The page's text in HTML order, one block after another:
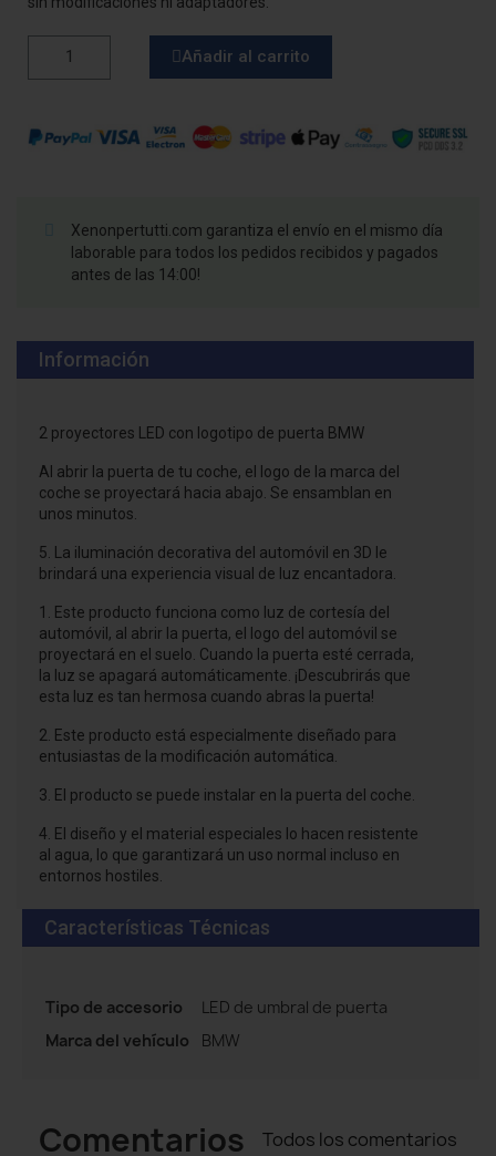
Añadir al carrito
Xenonpertutti.com garantiza el envío en el mismo día
laborable para todos los pedidos recibidos y pagados
antes de las 14:00!
Información
2 proyectores LED con logotipo de puerta BMW
Al abrir la puerta de tu coche, el logo de la marca del
coche se proyectará hacia abajo. Se ensamblan en
unos minutos.
5. La iluminación decorativa del automóvil en 3D le
brindará una experiencia visual de luz encantadora.
1. Este producto funciona como luz de cortesía del
automóvil, al abrir la puerta, el logo del automóvil se
proyectará en el suelo. Cuando la puerta esté cerrada,
la luz se apagará automáticamente. ¡Descubrirás que
esta luz es tan hermosa cuando abras la puerta!
2. Este producto está especialmente diseñado para
entusiastas de la modificación automática.
3. El producto se puede instalar en la puerta del coche.
4. El diseño y el material especiales lo hacen resistente
al agua, lo que garantizará un uso normal incluso en
entornos hostiles.
Características Técnicas
Tipo de accesorio
LED de umbral de puerta
Marca del vehículo
BMW
Comentarios Todos los comentarios